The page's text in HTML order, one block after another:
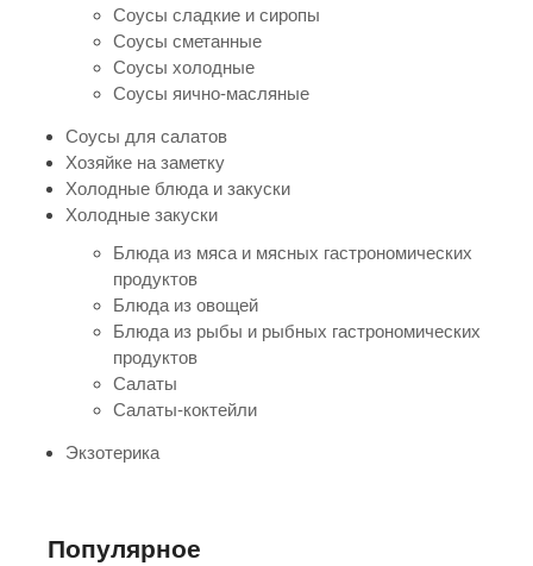
Соусы сладкие и сиропы
Соусы сметанные
Соусы холодные
Соусы яично-масляные
Соусы для салатов
Хозяйке на заметку
Холодные блюда и закуски
Холодные закуски
Блюда из мяса и мясных гастрономических
продуктов
Блюда из овощей
Блюда из рыбы и рыбных гастрономических
продуктов
Салаты
Салаты-коктейли
Экзотерика
Популярное